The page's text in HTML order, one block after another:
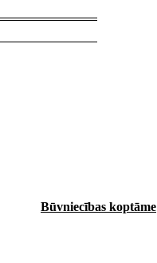
Būvniecības koptāme